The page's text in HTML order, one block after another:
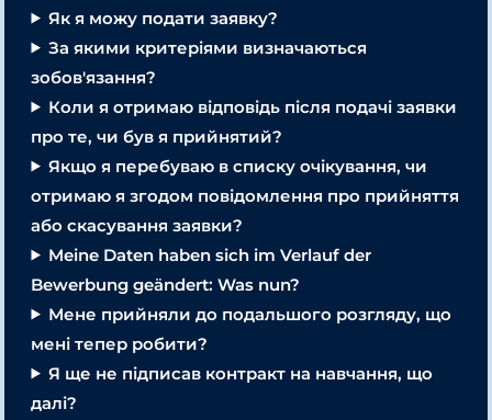
Як я можу подати заявку?
За якими критеріями визначаються
зобов'язання?
Коли я отримаю відповідь після подачі заявки
про те, чи був я прийнятий?
Якщо я перебуваю в списку очікування, чи
отримаю я згодом повідомлення про прийняття
або скасування заявки?
Meine Daten haben sich im Verlauf der
Bewerbung geändert: Was nun?
Мене прийняли до подальшого розгляду, що
мені тепер робити?
Я ще не підписав контракт на навчання, що
далі?